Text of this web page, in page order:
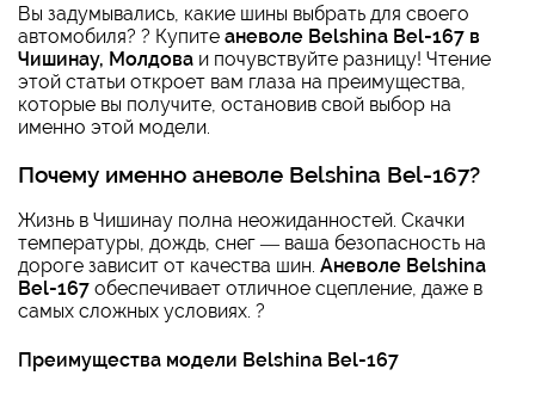
Вы задумывались, какие шины выбрать для своего
автомобиля? ? Купите аневоле Belshina Bel-167 в
Чишинау, Молдова и почувствуйте разницу! Чтение
этой статьи откроет вам глаза на преимущества,
которые вы получите, остановив свой выбор на
именно этой модели.
Почему именно аневоле Belshina Bel-167?
Жизнь в Чишинау полна неожиданностей. Скачки
температуры, дождь, снег — ваша безопасность на
дороге зависит от качества шин. Аневоле Belshina
Bel-167 обеспечивает отличное сцепление, даже в
самых сложных условиях. ?
Преимущества модели Belshina Bel-167